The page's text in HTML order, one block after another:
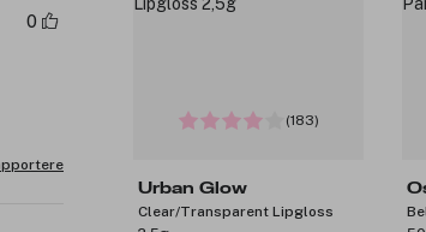
(183)
Urban Glow
Clear/Transparent Lipgloss
0